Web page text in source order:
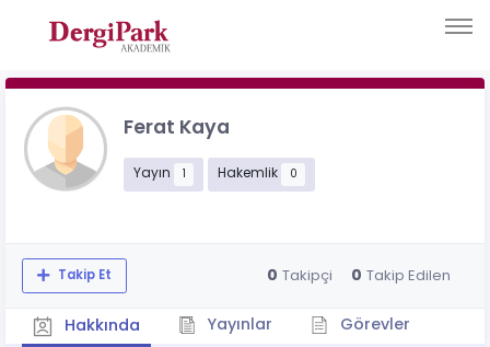
Ferat Kaya
Yayın 1 Hakemlik 0
Takip Et 0 Takipçi 0 Takip Edilen
Hakkında Yayınlar Görevler